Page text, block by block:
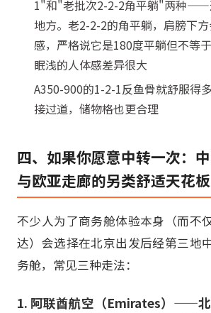
1"和"老批次2-2-2角平躺"两种——
地方。老2-2-2的角平躺，肩膀下
感，严格说它是180度平躺但不等
眠浅的人体感差异很大
A350-900的1-2-1反鱼骨就舒服得
接过道，储物格也更合理
四、如果你愿意中转一次：
与欧亚走廊的另类舒适天花板
不少人为了商务舱体验本身（而不
达）会选择在北京出发后经第三地
务舱，常见三种走法：
1. 阿联酋航空（Emirates）——